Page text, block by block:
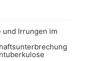
und Irrungen im